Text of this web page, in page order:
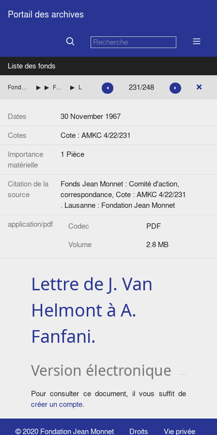
Portail des archives
Liste des fonds
Fonds Jean Monnet : Comité d'action, correspondance ITALIE
FANFANI Amintore (Démocratie chrétienne italienne) Lettre de J. Van Helmont à A. Fanfani. 231/248
Dates
30 November 1967
Cotes
Cote : AMKC 4/22/231
Importance
matérielle
1 Pièce
Citation de la
source
Fonds Jean Monnet : Comité d'action,
correspondance, Cote : AMKC 4/22/231
. Lausanne : Fondation Jean Monnet
application/pdf
Codec
PDF
Volume
2.8 MB
Lettre de J. Van
Helmont à A.
Fanfani.
Version électronique
Pour consulter ce document, il vous suffit de
créer un compte.
© 2020 Fondation Jean Monnet Droits Vie privée